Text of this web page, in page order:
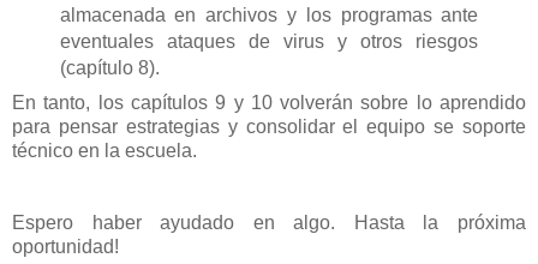
almacenada en archivos y los programas ante
eventuales ataques de virus y otros riesgos
(capítulo 8).
En tanto, los capítulos 9 y 10 volverán sobre lo aprendido
para pensar estrategias y consolidar el equipo se soporte
técnico en la escuela.
Espero haber ayudado en algo. Hasta la próxima
oportunidad!